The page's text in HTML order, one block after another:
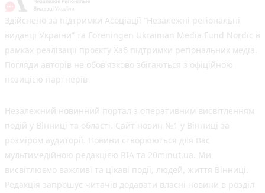
Здійснено за підтримки Асоціації “Незалежні регіональні
видавці України” та Foreningen Ukrainian Media Fund Nordic в
рамках реалізації проєкту Хаб підтримки регіональних медіа.
Погляди авторів не обов'язково збігаються з офіційною
позицією партнерів
Незалежний новинний портал з оперативним висвітленням
подій у Вінниці та області. Сайт новин №1 у Вінниці за
розміром аудиторії. Новини створюються для Вас
мультимедійною редакцією RIA та 20minut.ua. Ми
висвітлюємо важливі та цікаві події, людей, життя Вінниці.
Редакція запрошує читачів додавати власні новини в розділ